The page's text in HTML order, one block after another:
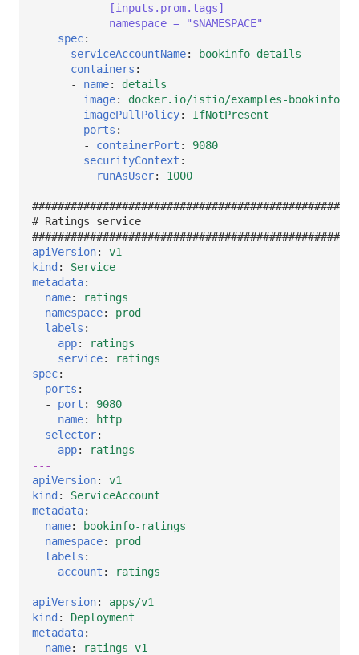
[inputs.prom.tags]
namespace = "$NAMESPACE"
spec:
serviceAccountName:
bookinfo-details
containers :
-
name:
details
image:
docker.io/istio/examples-bookinfo-
imagePullPolicy:
IfNotPresent
ports :
-
containerPort :
9080
securityContext :
runAsUser:
1000
---
# Ratings service
apiVersion:
v1
kind :
Service
metadata:
name:
ratings
namespace:
prod
labels :
app:
ratings
service:
ratings
spec:
ports :
-
port :
9080
name:
http
selector:
app:
ratings
---
apiVersion:
v1
kind :
ServiceAccount
metadata:
name:
bookinfo-ratings
namespace:
prod
labels :
account :
ratings
---
apiVersion:
apps/v1
kind :
Deployment
metadata:
name:
ratings-v1